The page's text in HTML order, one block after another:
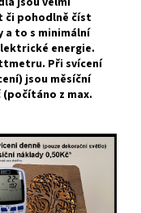
či pohodlně číst
a to s minimální
energie.
Při svícení
jsou měsíční
z max.